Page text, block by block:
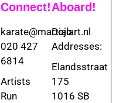
Connect!
karate@martialart.nl
020 427
6814
Artists
Run
Aboard!
Dojo
Addresses:
Elandsstraat
175
1016 SB